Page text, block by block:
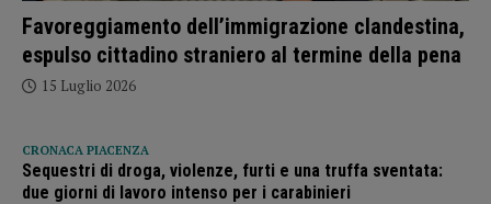
Favoreggiamento dell’immigrazione clandestina,
espulso cittadino straniero al termine della pena
15 Luglio 2026
CRONACA PIACENZA
Sequestri di droga, violenze, furti e una truffa sventata:
due giorni di lavoro intenso per i carabinieri